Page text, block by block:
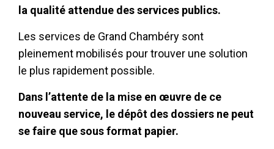
la qualité attendue des services publics.
Les services de Grand Chambéry sont
pleinement mobilisés pour trouver une solution
le plus rapidement possible.
Dans l’attente de la mise en œuvre de ce
nouveau service, le dépôt des dossiers ne peut
se faire que sous format papier.